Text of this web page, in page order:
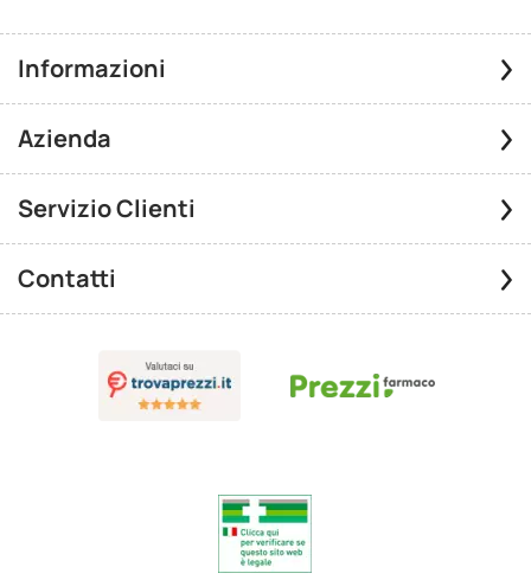
Informazioni
Azienda
Servizio Clienti
Contatti